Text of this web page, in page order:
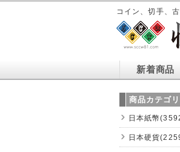
コイン、切手、
新着商品
商品カテゴ
日本紙幣
日本硬貨